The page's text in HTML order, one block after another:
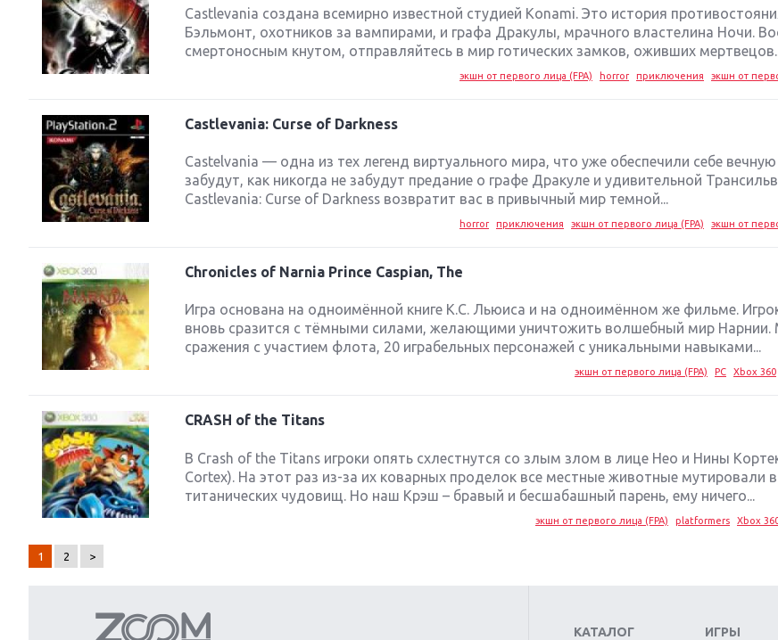
Castlevania создана всемирно известной студией Konami. Это история
Бэльмонт, охотников за вампирами, и графа Дракулы, мрачного властелина Ночи.
смертоносным кнутом, отправляйтесь в мир готических замков, оживших
экшн от первого лица (FPA) horror приключения экшн от
Castlevania: Curse of Darkness
Castelvania — одна из тех легенд виртуального мира, что уже обеспечили себе вечную
забудут, как никогда не забудут предание о графе Дракуле и удивительной
Castlevania: Curse of Darkness возвратит вас в привычный мир темной...
horror приключения экшн от первого лица (FPA) экшн от
Chronicles of Narnia Prince Caspian, The
Игра основана на одноимённой книге К.С. Льюиса и на одноимённом же фильме.
вновь сразится с тёмными силами, желающими уничтожить волшебный мир
сражения с участием флота, 20 играбельных персонажей с уникальными навыками...
экшн от первого лица (FPA) PC Xbox 360
CRASH of the Titans
В Crash of the Titans игроки опять схлестнутся со злым злом в лице Нео и Нины
Cortex). На этот раз из-за их коварных проделок все местные животные мутировали в
титанических чудовищ. Но наш Крэш – бравый и бесшабашный парень, ему ничего...
экшн от первого лица (FPA) platformers Xbox
1 2 >
КАТАЛОГ ИГРЫ